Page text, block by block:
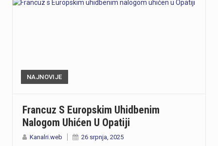
NAJNOVIJE
Francuz S Europskim Uhidbenim
Nalogom Uhićen U Opatiji
Kanalri.web 26 srpnja, 2025